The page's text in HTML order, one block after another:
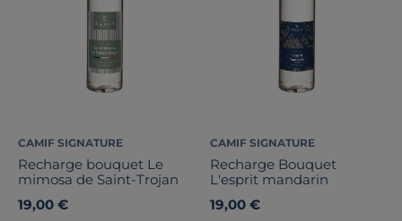
CAMIF SIGNATURE
Recharge bouquet Le
mimosa de Saint-Trojan
19,00 €
CAMIF SIGNATURE
Recharge Bouquet
L'esprit mandarin
19,00 €